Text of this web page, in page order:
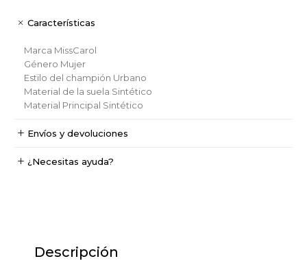
Características
Marca MissCarol
Género Mujer
Estilo del champión Urbano
Material de la suela Sintético
Material Principal Sintético
Envíos y devoluciones
¿Necesitas ayuda?
Descripción